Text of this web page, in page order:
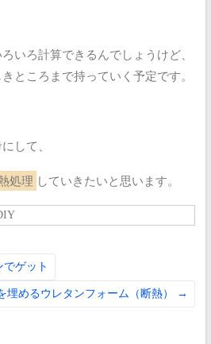
いろ計算できるんでしょうけど、
ところまで持っていく予定です。
して、
処理 していきたいと思います。
ゲット
埋めるウレタンフォーム（断熱） →